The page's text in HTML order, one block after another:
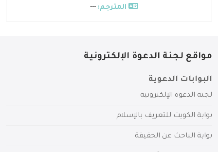
المترجم: ---
مواقع لجنة الدعوة الإلكترونية
البوابات الدعوية
لجنة الدعوة الإلكترونية
بوابة الكويت للتعريف بالإسلام
بوابة الباحث عن الحقيقة